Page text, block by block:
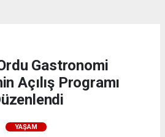
Gastronomi
Açılış Programı
YAŞAM